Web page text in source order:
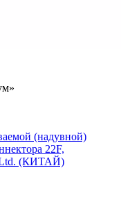
(надувной)
22F,
Ltd. (КИТАЙ)